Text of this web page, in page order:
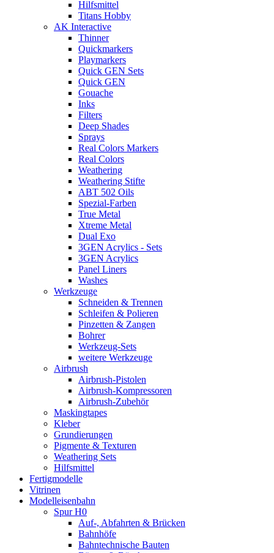
Hilfsmittel
Titans Hobby
AK Interactive
Thinner
Quickmarkers
Playmarkers
Quick GEN Sets
Quick GEN
Gouache
Inks
Filters
Deep Shades
Sprays
Real Colors Markers
Real Colors
Weathering
Weathering Stifte
ABT 502 Oils
Spezial-Farben
True Metal
Xtreme Metal
Dual Exo
3GEN Acrylics - Sets
3GEN Acrylics
Panel Liners
Washes
Werkzeuge
Schneiden & Trennen
Schleifen & Polieren
Pinzetten & Zangen
Bohrer
Werkzeug-Sets
weitere Werkzeuge
Airbrush
Airbrush-Pistolen
Airbrush-Kompressoren
Airbrush-Zubehör
Maskingtapes
Kleber
Grundierungen
Pigmente & Texturen
Weathering Sets
Hilfsmittel
Fertigmodelle
Vitrinen
Modelleisenbahn
Spur H0
Auf-, Abfahrten & Brücken
Bahnhöfe
Bahntechnische Bauten